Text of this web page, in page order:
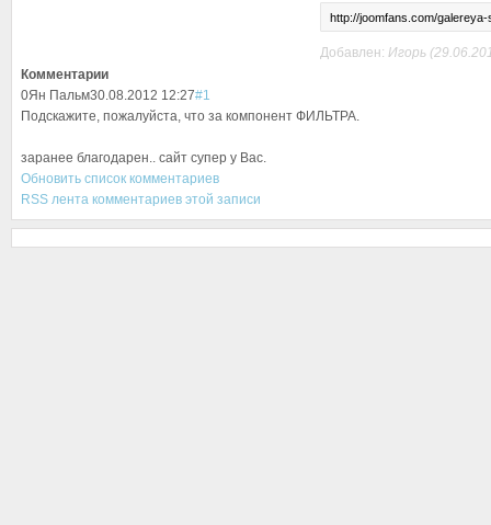
Добавлен: Игорь
Комментарии
0Ян Пальм30.08.2012 12:27#1
Подскажите, пожалуйста, что за компонент ФИЛЬТРА.
заранее благодарен.. сайт супер у Вас.
Обновить список комментариев
RSS лента комментариев этой записи